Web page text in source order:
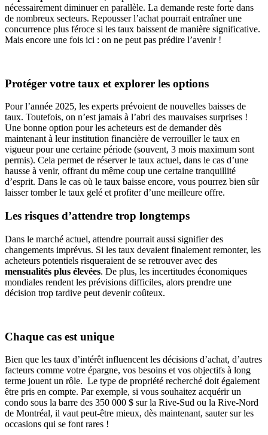
nécessairement diminuer en parallèle. La demande reste forte dans
de nombreux secteurs. Repousser l’achat pourrait entraîner une
concurrence plus féroce si les taux baissent de manière significative.
Mais encore une fois ici : on ne peut pas prédire l’avenir !
Protéger votre taux et explorer les options
Pour l’année 2025, les experts prévoient de nouvelles baisses de
taux. Toutefois, on n’est jamais à l’abri des mauvaises surprises !
Une bonne option pour les acheteurs est de demander dès
maintenant à leur institution financière de verrouiller le taux en
vigueur pour une certaine période (souvent, 3 mois maximum sont
permis). Cela permet de réserver le taux actuel, dans le cas d’une
hausse à venir, offrant du même coup une certaine tranquillité
d’esprit. Dans le cas où le taux baisse encore, vous pourrez bien sûr
laisser tomber le taux gelé et profiter d’une meilleure offre.
Les risques d’attendre trop longtemps
Dans le marché actuel, attendre pourrait aussi signifier des
changements imprévus. Si les taux devaient finalement remonter, les
acheteurs potentiels risqueraient de se retrouver avec des
mensualités plus élevées. De plus, les incertitudes économiques
mondiales rendent les prévisions difficiles, alors prendre une
décision trop tardive peut devenir coûteux.
Chaque cas est unique
Bien que les taux d’intérêt influencent les décisions d’achat, d’autres
facteurs comme votre épargne, vos besoins et vos objectifs à long
terme jouent un rôle. Le type de propriété recherché doit également
être pris en compte. Par exemple, si vous souhaitez acquérir un
condo sous la barre des 350 000 $ sur la Rive-Sud ou la Rive-Nord
de Montréal, il vaut peut-être mieux, dès maintenant, sauter sur les
occasions qui se font rares !